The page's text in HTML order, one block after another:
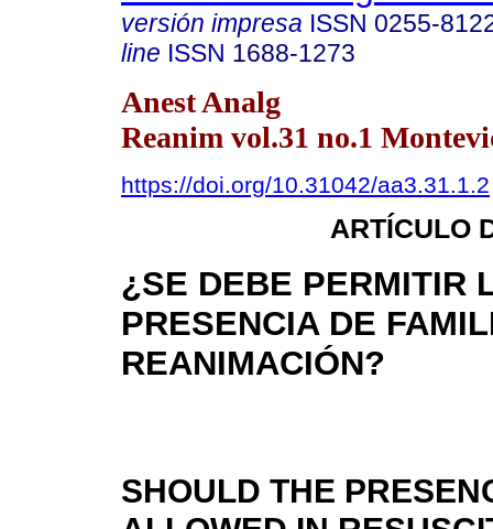
versión impresa ISSN 0255-
line ISSN 1688-1273
Anest Analg
Reanim vol.31 no.1
https://doi.org/10.31042/aa3.31.1.2
ARTÍCULO
¿SE DEBE PERMITIR
PRESENCIA DE
REANIMACIÓN?
SHOULD THE